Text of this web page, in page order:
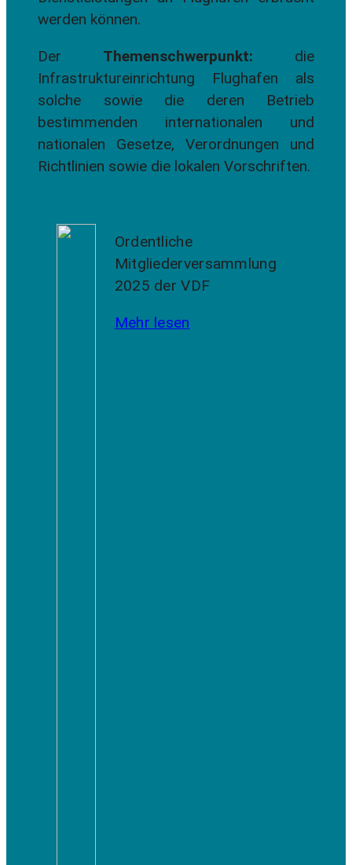
werden können.
Der Themenschwerpunkt: die
Infrastruktureinrichtung Flughafen als
solche sowie die deren Betrieb
bestimmenden internationalen und
nationalen Gesetze, Verordnungen und
Richtlinien sowie die lokalen Vorschriften.
Ordentliche
Mitgliederversammlung
2025 der VDF
Mehr lesen